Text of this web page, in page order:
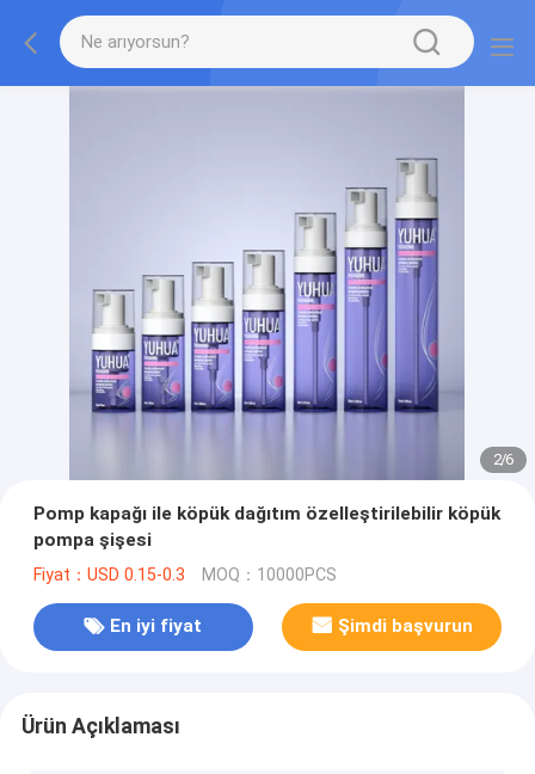
2/6
Pomp kapağı ile köpük dağıtım özelleştirilebilir köpük
pompa şişesi
Fiyat：USD 0.15-0.3 MOQ：10000PCS
En iyi fiyat Şimdi başvurun
Ürün Açıklaması